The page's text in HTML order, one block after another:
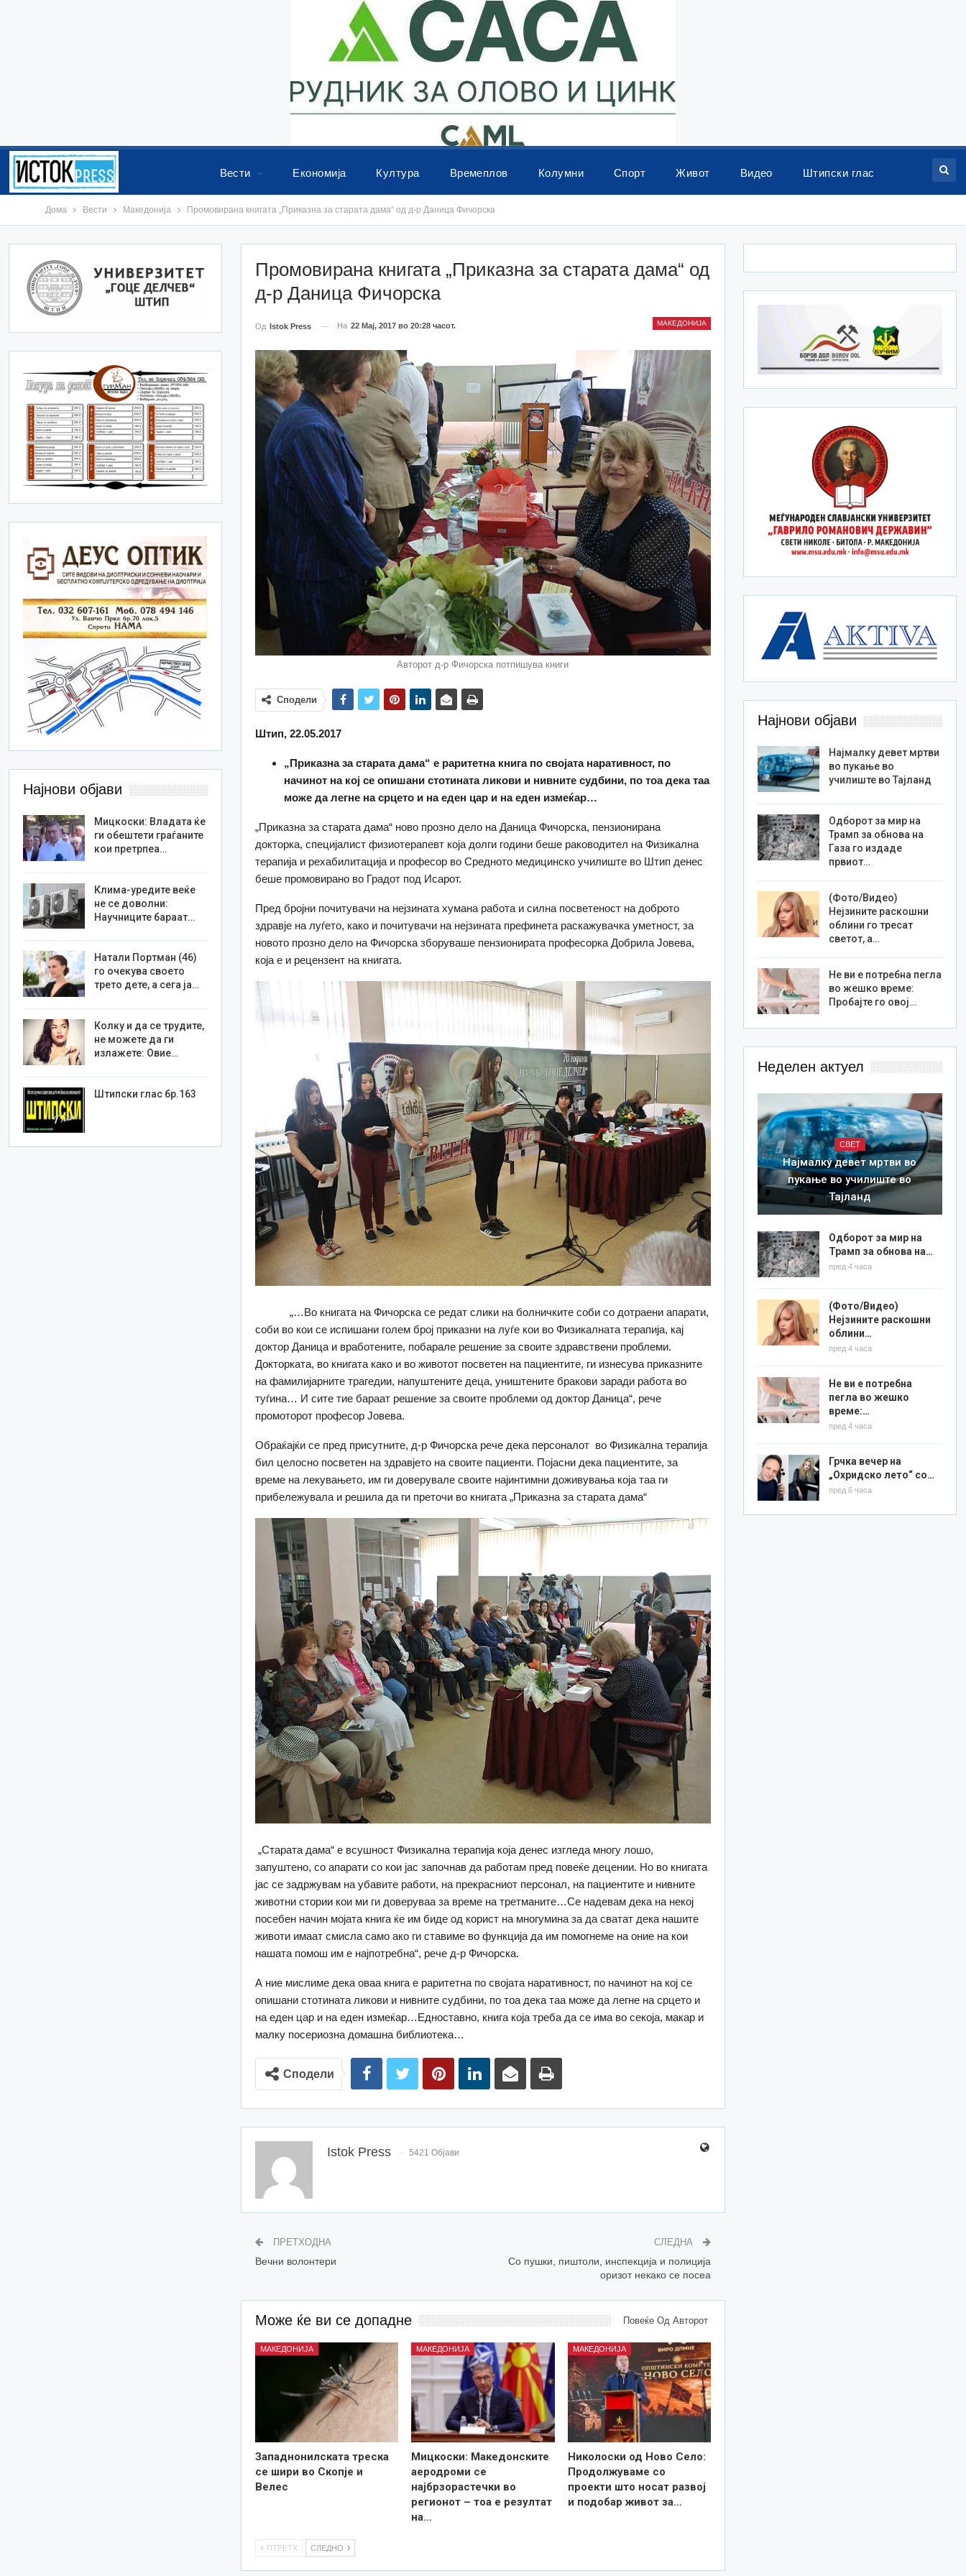
Вести Економија Култура Времеплов Колумни Спорт Живот Видео Штипски глас
Дома Вести Македонија Промовирана книгата „Приказна за старатa дама“ од д-р Даница Фичорска
Промовирана книгата „Приказна за старатa дама“ од
д-р Даница Фичорска
МАКЕДОНИЈА
Од Istok Press На 22 Мај, 2017 во 20:28 часот.
Авторот д-р Фичорска потпишува книги
Сподели
Штип, 22.05.2017
„Приказна за старата дама“ е раритетна книга по својата наративност, по
начинот на кој се опишани стотината ликови и нивните судбини, по тоа дека таа
може да легне на срцето и на еден цар и на еден измеќар…
„Приказна за старата дама“ ново прозно дело на Даница Фичорска, пензионирана
докторка, специјалист физиотерапевт која долги години беше раководител на Физикална
терапија и рехабилитација и професор во Средното медицинско училиште во Штип денес
беше промовирано во Градот под Исарот.
Пред бројни почитувачи на нејзината хумана работа и силна посветеност на доброто
здравје на луѓето, како и почитувачи на нејзината префинета раскажувачка уметност, за
новото прозно дело на Фичорска зборуваше пензионирата професорка Добрила Јовева,
која е и рецензент на книгата.
„…Во книгата на Фичорска се редат слики на болничките соби со дотраени апарати,
соби во кои се испишани голем број приказни на луѓе кои во Физикалната терапија, кај
доктор Даница и вработените, побарале решение за своите здравствени проблеми.
Докторката, во книгата како и во животот посветен на пациентите, ги изнесува приказните
на фамилијарните трагедии, напуштените деца, уништените бракови заради работа во
туѓина… И сите тие бараат решение за своите проблеми од доктор Даница“, рече
промоторот професор Јовева.
Обраќајќи се пред присутните, д-р Фичорска рече дека персоналот во Физикална терапија
бил целосно посветен на здравјето на своите пациенти. Појасни дека пациентите, за
време на лекувањето, им ги доверувале своите најинтимни доживувања која таа ги
прибележувала и решила да ги преточи во книгата „Приказна за старата дама“
„Старата дама“ е всушност Физикална терапија која денес изгледа многу лошо,
запуштено, со апарати co кои јас започнав да работам пред повеќе децении. Но во книгата
јас се задржувам на убавите работи, на прекрасниот персонал, на пациентите и нивните
животни стории кои ми ги доверуваа за време на третманите…Се надевам дека на некој
посебен начин мојата книга ќе им биде од корист на многумина за да сватат дека нашите
животи имаат смисла само ако ги ставиме во функција да им помогнеме на оние на кои
нашата помош им е најпотребна“, рече д-р Фичорска.
А ние мислиме дека оваа книга е раритетна по својата наративност, по начинот на кој се
опишани стотината ликови и нивните судбини, по тоа дека таа може да легне на срцето и
на еден цар и на еден измеќар…Едноставно, книга која треба да се има во секоја, макар и
малку посериозна домашна библиотека…
Сподели
Istok Press 5421 Објави
ПРЕТХОДНА
Вечни волонтери
СЛЕДНА
Со пушки, пиштоли, инспекција и полиција
оризот некако се посеа
Може ќе ви се допадне Повеќе Од Авторот
МАКЕДОНИЈА
Западнонилската треска
се шири во Скопје и
Велес
МАКЕДОНИЈА
Мицкоски: Македонските
аеродроми се
најбрзорастечки во
регионот – тоа е резултат
на…
МАКЕДОНИЈА
Николоски од Ново Село:
Продолжуваме со
проекти што носат развој
и подобар живот за…
ПТРЕТХ СЛЕДНО
Најнови објави
Најмалку девет мртви
во пукање во
училиште во Тајланд
Одборот за мир на
Трамп за обнова на
Газа го издаде
првиот…
(Фото/Видео)
Нејзините раскошни
облини го тресат
светот, а…
Не ви е потребна пегла
во жешко време:
Пробајте го овој…
Неделен актуел
СВЕТ
Најмалку девет мртви во
пукање во училиште во
Тајланд
Одборот за мир на
Трамп за обнова на…
пред 4 часа
(Фото/Видео)
Нејзините раскошни
облини…
пред 4 часа
Не ви е потребна
пегла во жешко
време:…
пред 4 часа
Грчка вечер на
„Охридско лето“ со…
пред 6 часа
Најнови објави
Мицкоски: Владата ќе
ги обештети граѓаните
кои претрпеа…
Клима-уредите веќе
не се доволни:
Научниците бараат…
Натали Портман (46)
го очекува своето
трето дете, а сега ја…
Колку и да се трудите,
не можете да ги
излажете: Овие…
Штипски глас бр.163